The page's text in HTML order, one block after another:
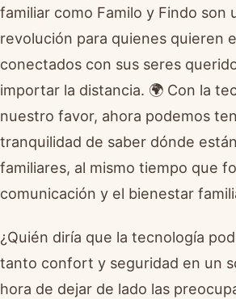
familiar como Familo y Findo son
revolución para quienes quieren
conectados con sus seres
importar la distancia. 🌍 Con la
nuestro favor, ahora podemos
tranquilidad de saber dónde
familiares, al mismo tiempo que
comunicación y el bienestar
¿Quién diría que la tecnología
tanto confort y seguridad en un
hora de dejar de lado las